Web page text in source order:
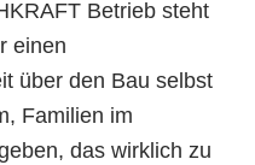
Betrieb steht
einen
über den Bau selbst
Familien im
das wirklich zu